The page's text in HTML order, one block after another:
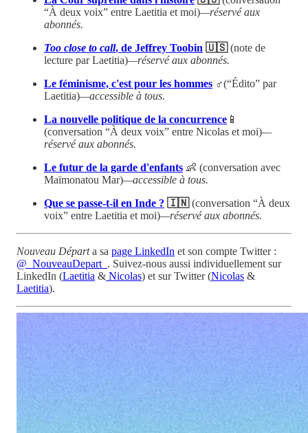
“À deux voix” entre Laetitia et moi)—réservé aux
abonnés.
Too close to call, de Jeffrey Toobin 🇺🇸(note de
lecture par Laetitia)—réservé aux abonnés.
Le féminisme, c'est pour les hommes ♂️(“Édito” par
Laetitia)—accessible à tous.
La nouvelle politique de la concurrence 📱
(conversation “À deux voix” entre Nicolas et moi)—
réservé aux abonnés.
Le futur de la garde d'enfants 👶 (conversation avec
Maïmonatou Mar)—accessible à tous.
Que se passe-t-il en Inde ? 🇮🇳(conversation “À deux
voix” entre Laetitia et moi)—réservé aux abonnés.
Nouveau Départa sa page LinkedIn et son compte Twitter :
@_NouveauDepart_ . Suivez-nous aussi individuellement sur
LinkedIn (Laetitia & Nicolas) et sur Twitter (Nicolas &
Laetitia).